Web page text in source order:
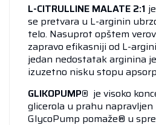
L-CITRULLINE MALATE 2:1
se pretvara u L-arginin
telo. Nasuprot opštem
zapravo efikasniji od L-
jedan nedostatak arginina
izuzetno nisku stopu
GLIKOPUMP® je visoko
glicerola u prahu napravljen
GlycoPump pomaže® u